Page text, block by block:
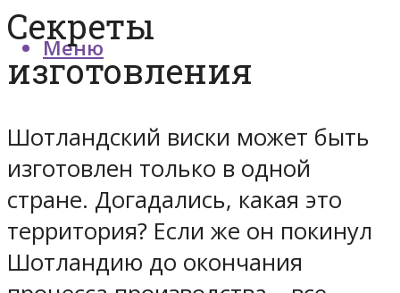
Меню
Секреты
изготовления
Шотландский виски может быть
изготовлен только в одной
стране. Догадались, какая это
территория? Если же он покинул
Шотландию до окончания